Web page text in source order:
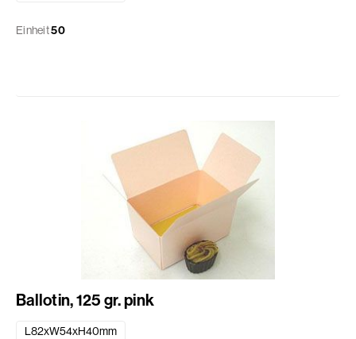
Einheit50
Ballotin, 125 gr. pink
L82xW54xH40mm